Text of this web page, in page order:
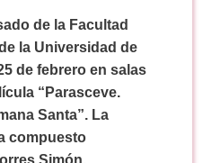
de la Facultad
la Universidad de
de febrero en salas
“Parasceve.
Santa”. La
compuesto